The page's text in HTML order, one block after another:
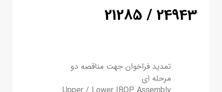
21285 / 24943
تمدید فراخوان جهت مناقصه دو
مرحله ای